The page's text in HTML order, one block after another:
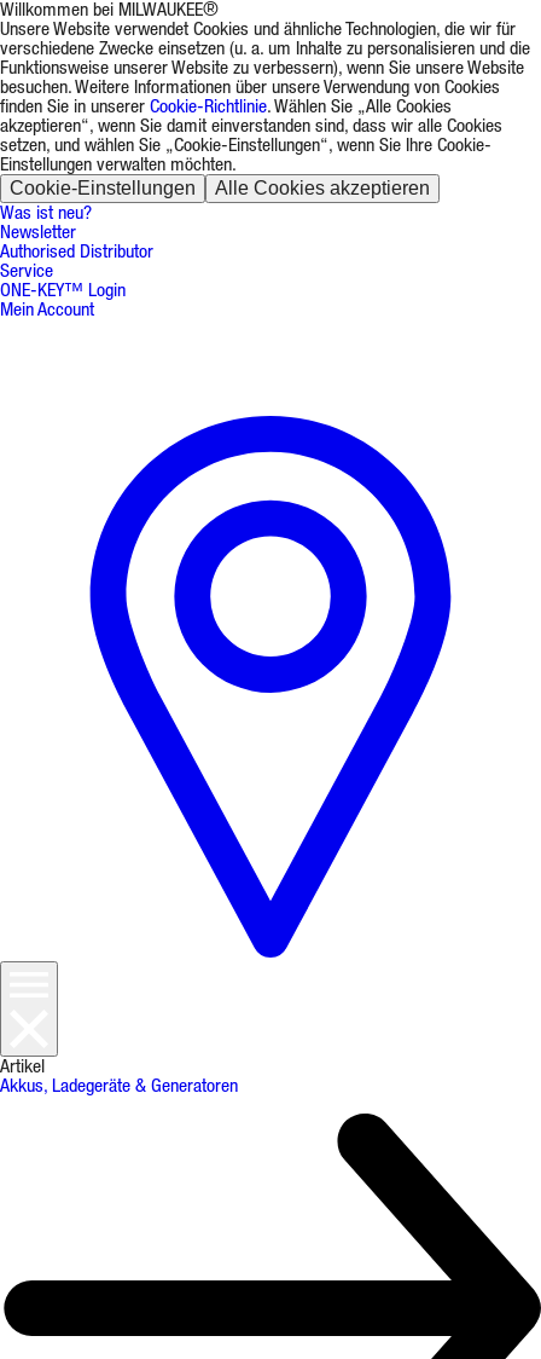
Willkommen bei MILWAUKEE®
Unsere Website verwendet Cookies und ähnliche Technologien, die wir für
verschiedene Zwecke einsetzen (u. a. um Inhalte zu personalisieren und die
Funktionsweise unserer Website zu verbessern), wenn Sie unsere Website
besuchen. Weitere Informationen über unsere Verwendung von Cookies
finden Sie in unserer Cookie-Richtlinie. Wählen Sie „Alle Cookies
akzeptieren“, wenn Sie damit einverstanden sind, dass wir alle Cookies
setzen, und wählen Sie „Cookie-Einstellungen“, wenn Sie Ihre Cookie-
Einstellungen verwalten möchten.
Cookie-Einstellungen Alle Cookies akzeptieren
Was ist neu?
Newsletter
Authorised Distributor
Service
ONE-KEY™ Login
Mein Account
Artikel
Akkus, Ladegeräte & Generatoren